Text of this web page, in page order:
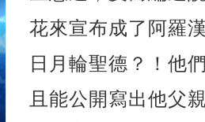
花來宣布成了阿羅
日月輪聖德？！他
且能公開寫出他父